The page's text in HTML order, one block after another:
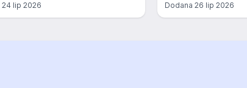
24 lip 2026 Dodana 26 lip 2026